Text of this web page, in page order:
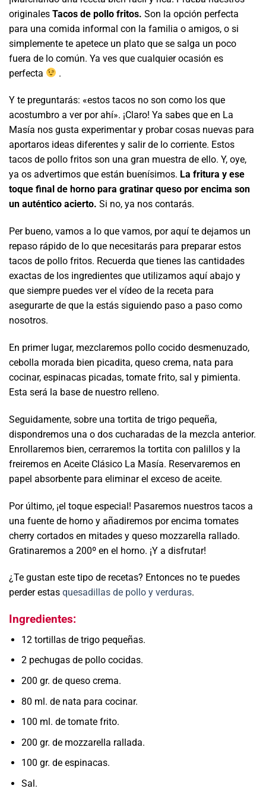
originales Tacos de pollo fritos. Son la opción perfecta
para una comida informal con la familia o amigos, o si
simplemente te apetece un plato que se salga un poco
fuera de lo común. Ya ves que cualquier ocasión es
perfecta
.
Y te preguntarás: «estos tacos no son como los que
acostumbro a ver por ahí». ¡Claro! Ya sabes que en La
Masía nos gusta experimentar y probar cosas nuevas para
aportaros ideas diferentes y salir de lo corriente. Estos
tacos de pollo fritos son una gran muestra de ello. Y, oye,
ya os advertimos que están buenísimos. La fritura y ese
toque final de horno para gratinar queso por encima son
un auténtico acierto. Si no, ya nos contarás.
Per bueno, vamos a lo que vamos, por aquí te dejamos un
repaso rápido de lo que necesitarás para preparar estos
tacos de pollo fritos. Recuerda que tienes las cantidades
exactas de los ingredientes que utilizamos aquí abajo y
que siempre puedes ver el vídeo de la receta para
asegurarte de que la estás siguiendo paso a paso como
nosotros.
En primer lugar, mezclaremos pollo cocido desmenuzado,
cebolla morada bien picadita, queso crema, nata para
cocinar, espinacas picadas, tomate frito, sal y pimienta.
Esta será la base de nuestro relleno.
Seguidamente, sobre una tortita de trigo pequeña,
dispondremos una o dos cucharadas de la mezcla anterior.
Enrollaremos bien, cerraremos la tortita con palillos y la
freiremos en Aceite Clásico La Masía. Reservaremos en
papel absorbente para eliminar el exceso de aceite.
Por último, ¡el toque especial! Pasaremos nuestros tacos a
una fuente de horno y añadiremos por encima tomates
cherry cortados en mitades y queso mozzarella rallado.
Gratinaremos a 200º en el horno. ¡Y a disfrutar!
¿Te gustan este tipo de recetas? Entonces no te puedes
perder estas quesadillas de pollo y verduras.
Ingredientes:
12 tortillas de trigo pequeñas.
2 pechugas de pollo cocidas.
200 gr. de queso crema.
80 ml. de nata para cocinar.
100 ml. de tomate frito.
200 gr. de mozzarella rallada.
100 gr. de espinacas.
Sal.